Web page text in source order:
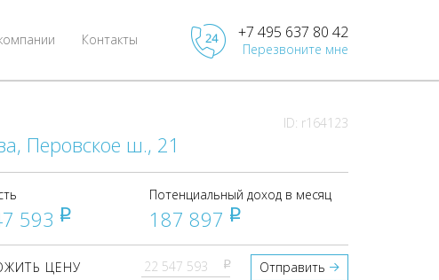
Контакты +7 495 637 80 42
Перезвоните мне
ID: r164123
Перовское ш., 21
593 pуб
Потенциальный доход в месяц
187 897 pуб
ЦЕНУ pуб Отправить